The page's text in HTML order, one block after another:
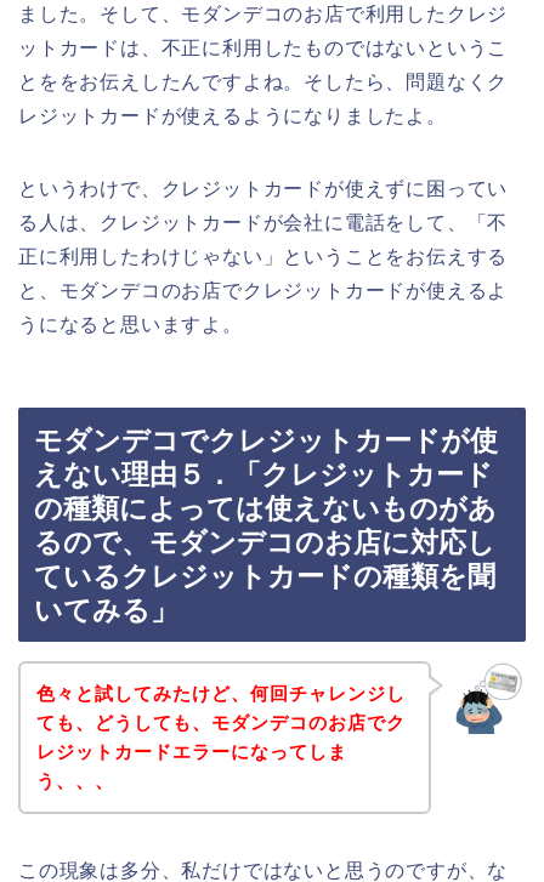
ました。そして、モダンデコのお店で利用したクレジ
ットカードは、不正に利用したものではないというこ
とををお伝えしたんですよね。そしたら、問題なくク
レジットカードが使えるようになりましたよ。
というわけで、クレジットカードが使えずに困ってい
る人は、クレジットカードが会社に電話をして、「不
正に利用したわけじゃない」ということをお伝えする
と、モダンデコのお店でクレジットカードが使えるよ
うになると思いますよ。
モダンデコでクレジットカードが使
えない理由５．「クレジットカード
の種類によっては使えないものがあ
るので、モダンデコのお店に対応し
ているクレジットカードの種類を聞
いてみる」
色々と試してみたけど、何回チャレンジし
ても、どうしても、モダンデコのお店でク
レジットカードエラーになってしま
う、、、
この現象は多分、私だけではないと思うのですが、な